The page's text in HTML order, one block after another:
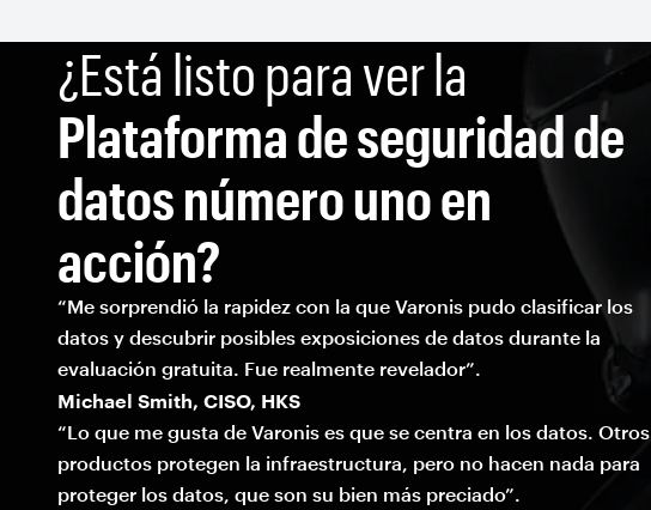
¿Está listo para ver la
Plataforma de seguridad de
datos número uno en
acción?
“Me sorprendió la rapidez con la que Varonis pudo clasificar los
datos y descubrir posibles exposiciones de datos durante la
evaluación gratuita. Fue realmente revelador”.
Michael Smith, CISO, HKS
“Lo que me gusta de Varonis es que se centra en los datos. Otros
productos protegen la infraestructura, pero no hacen nada para
proteger los datos, que son su bien más preciado”.